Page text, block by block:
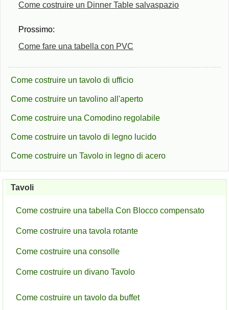
Come costruire un Dinner Table salvaspazio
Prossimo:
Come fare una tabella con PVC
Come costruire un tavolo di ufficio
Come costruire un tavolino all'aperto
Come costruire una Comodino regolabile
Come costruire un tavolo di legno lucido
Come costruire un Tavolo in legno di acero
Tavoli
Come costruire una tabella Con Blocco compensato
Come costruire una tavola rotante
Come costruire una consolle
Come costruire un divano Tavolo
Come costruire un tavolo da buffet